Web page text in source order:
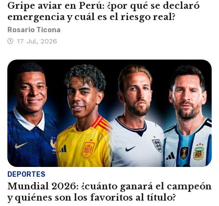
Gripe aviar en Perú: ¿por qué se declaró
emergencia y cuál es el riesgo real?
Rosario Ticona
17 Jul, 2026
DEPORTES
Mundial 2026: ¿cuánto ganará el campeón
y quiénes son los favoritos al título?